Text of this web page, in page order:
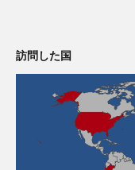
訪問した国